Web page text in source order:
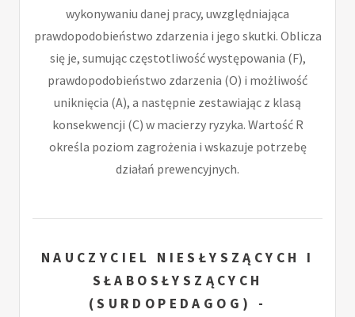
wykonywaniu danej pracy, uwzględniająca
prawdopodobieństwo zdarzenia i jego skutki. Oblicza
się je, sumując częstotliwość występowania (F),
prawdopodobieństwo zdarzenia (O) i możliwość
uniknięcia (A), a następnie zestawiając z klasą
konsekwencji (C) w macierzy ryzyka. Wartość R
określa poziom zagrożenia i wskazuje potrzebę
działań prewencyjnych.
NAUCZYCIEL NIESŁYSZĄCYCH I
SŁABOSŁYSZĄCYCH
(SURDOPEDAGOG) -